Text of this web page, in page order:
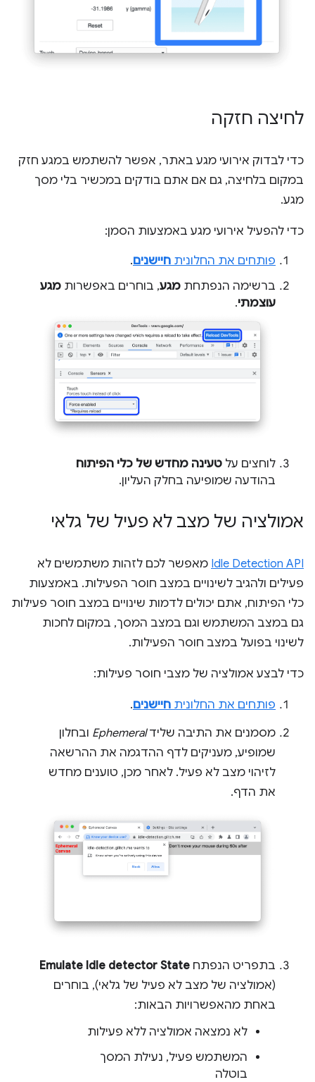
לחיצה חזקה
כדי לבדוק אירועי מגע באתר, אפשר להשתמש במגע חזק
במקום בלחיצה, גם אם אתם בודקים במכשיר בלי מסך
מגע.
כדי להפעיל אירועי מגע באמצעות הסמן:
פותחים את החלונית חיישנים.
ברשימה הנפתחת מגע, בוחרים באפשרות מגע
עוצמתי.
לוחצים על טעינה מחדש של כלי הפיתוח
בהודעה שמופיעה בחלק העליון.
אמולציה של מצב לא פעיל של גלאי
Idle Detection API מאפשר לכם לזהות משתמשים לא
פעילים ולהגיב לשינויים במצב חוסר הפעילות. באמצעות
כלי הפיתוח, אתם יכולים לדמות שינויים במצב חוסר פעילות
גם במצב המשתמש וגם במצב המסך, במקום לחכות
לשינוי בפועל במצב חוסר הפעילות.
כדי לבצע אמולציה של מצבי חוסר פעילות:
פותחים את החלונית חיישנים.
מסמנים את התיבה שלידEphemeral ובחלון
שמופיע, מעניקים לדף ההדגמה את ההרשאה
לזיהוי מצב לא פעיל. לאחר מכן, טוענים מחדש
את הדף.
בתפריט הנפתח Emulate Idle detector State
(אמולציה של מצב לא פעיל של גלאי), בוחרים
באחת מהאפשרויות הבאות:
לא נמצאה אמולציה ללא פעילות
המשתמש פעיל, נעילת המסך
בוטלה